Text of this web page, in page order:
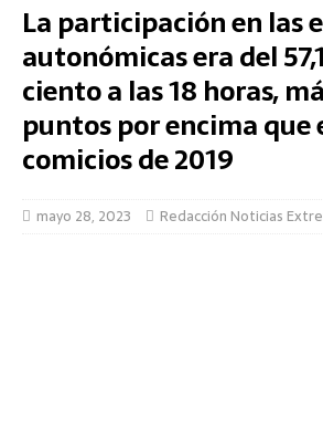
La participación en las
autonómicas era del
ciento a las 18 horas,
puntos por encima que
comicios de 2019
mayo 28, 2023 Redacción Noticias